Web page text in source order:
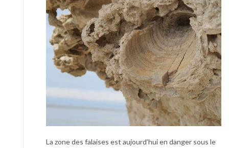
La zone des falaises est aujourd’hui en danger sous le